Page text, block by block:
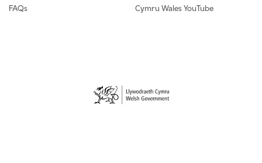
FAQs Cymru Wales YouTube